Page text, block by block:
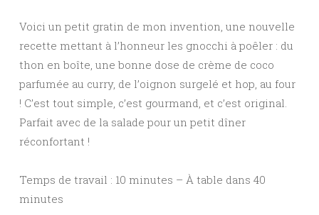
Voici un petit gratin de mon invention, une nouvelle
recette mettant à l’honneur les gnocchi à poêler : du
thon en boîte, une bonne dose de crème de coco
parfumée au curry, de l’oignon surgelé et hop, au four
! C’est tout simple, c’est gourmand, et c’est original.
Parfait avec de la salade pour un petit dîner
réconfortant !
Temps de travail : 10 minutes – À table dans 40
minutes